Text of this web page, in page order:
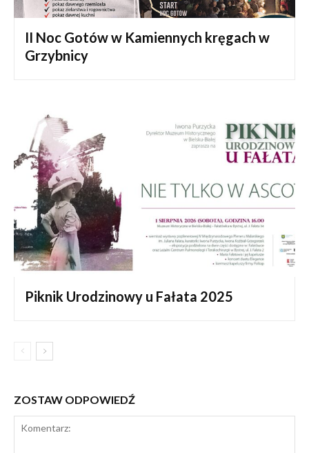
II Noc Gotów w Kamiennych kręgach w
Grzybnicy
Piknik Urodzinowy u Fałata 2025
ZOSTAW ODPOWIEDŹ